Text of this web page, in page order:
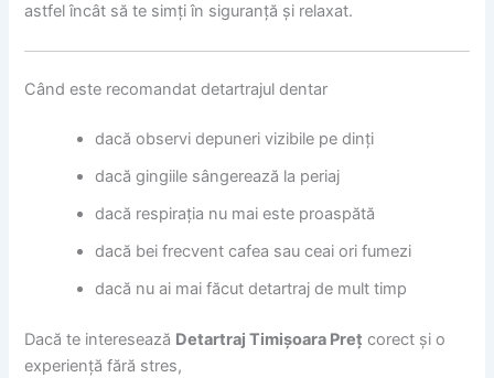
astfel încât să te simți în siguranță și relaxat.
Când este recomandat detartrajul dentar
dacă observi depuneri vizibile pe dinți
dacă gingiile sângerează la periaj
dacă respirația nu mai este proaspătă
dacă bei frecvent cafea sau ceai ori fumezi
dacă nu ai mai făcut detartraj de mult timp
Dacă te interesează Detartraj Timișoara Preț corect și o
experiență fără stres,